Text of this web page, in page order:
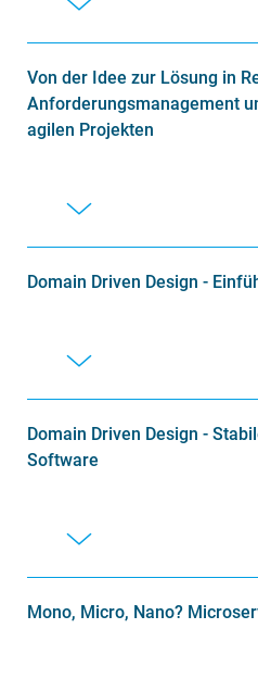
Von der Idee zur Lösung in
Anforderungsmanagement
agilen Projekten
Domain Driven Design -
Domain Driven Design -
Software
Mono, Micro, Nano?